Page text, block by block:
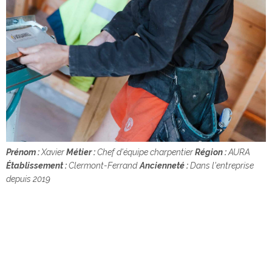
Prénom :XavierMétier :Chef d'équipe charpentierRégion :AURA
Établissement :Clermont-Ferrand Ancienneté :Dans l'entreprise
depuis 2019